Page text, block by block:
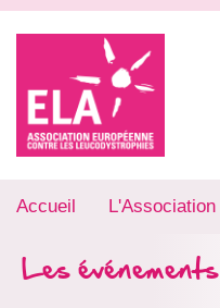
Accueil L'Association
Les événements